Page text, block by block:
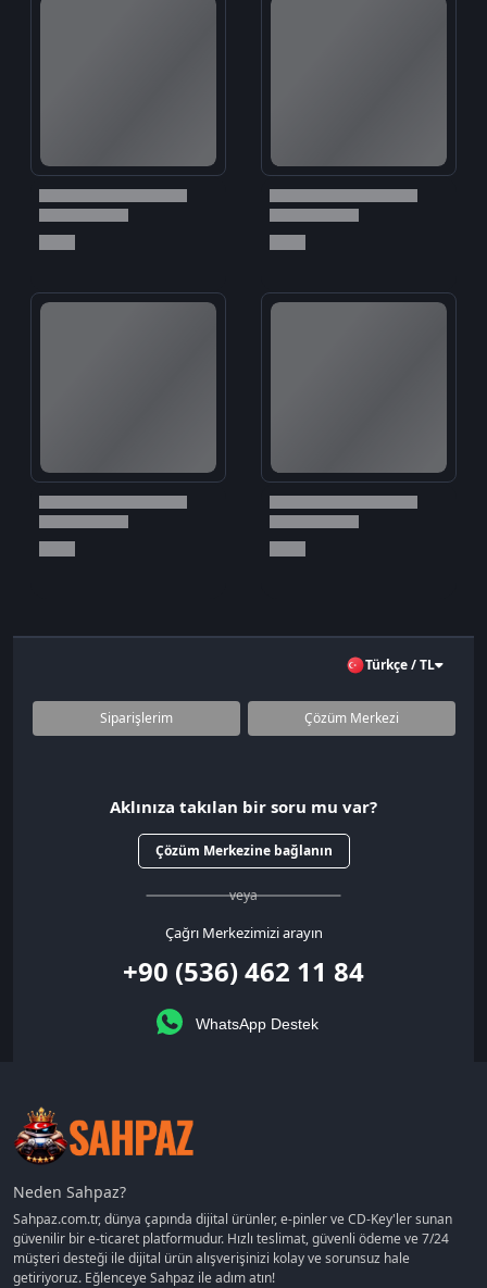
Türkçe / TL
Siparişlerim Çözüm Merkezi
Aklınıza takılan bir soru mu var?
Çözüm Merkezine bağlanın
veya
Çağrı Merkezimizi arayın
+90 (536) 462 11 84
WhatsApp Destek
Neden Sahpaz?
Sahpaz.com.tr, dünya çapında dijital ürünler, e-pinler ve CD-Key'ler sunan
güvenilir bir e-ticaret platformudur. Hızlı teslimat, güvenli ödeme ve 7/24
müşteri desteği ile dijital ürün alışverişinizi kolay ve sorunsuz hale
getiriyoruz. Eğlenceye Sahpaz ile adım atın!